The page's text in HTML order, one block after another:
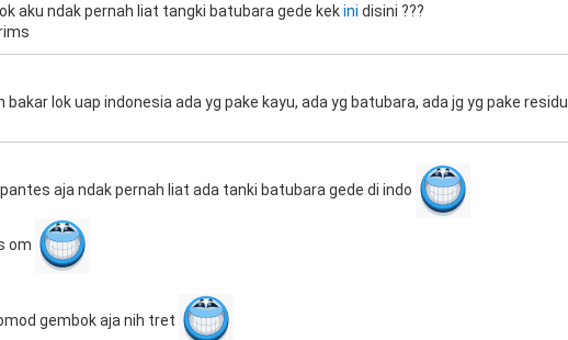
aku ndak pernah liat tangki batubara gede kekini disini ???
bakar lok uap indonesia ada yg pake kayu, ada yg batubara, ada jg yg pake residu
aja ndak pernah liat ada tanki batubara gede di indo
om
gembok aja nih tret